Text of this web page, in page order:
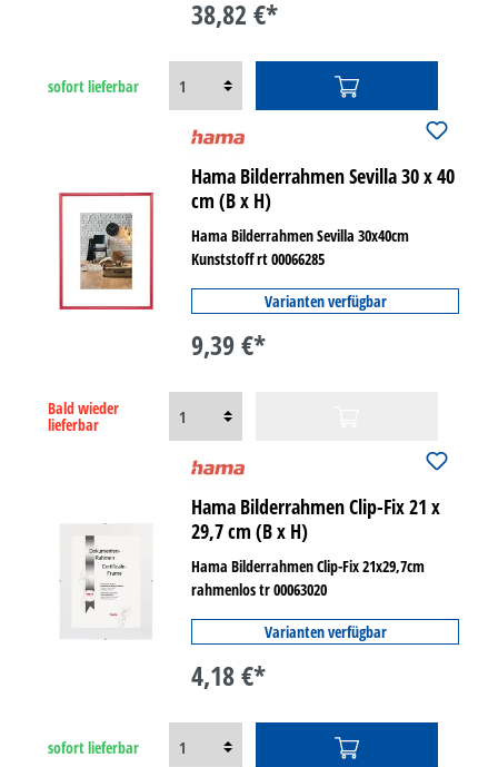
38,82 €*
sofort lieferbar
Hama Bilderrahmen Sevilla 30 x 40
cm (B x H)
Hama Bilderrahmen Sevilla 30x40cm
Kunststoff rt 00066285
Varianten verfügbar
9,39 €*
Bald wieder
lieferbar
Hama Bilderrahmen Clip-Fix 21 x
29,7 cm (B x H)
Hama Bilderrahmen Clip-Fix 21x29,7cm
rahmenlos tr 00063020
Varianten verfügbar
4,18 €*
sofort lieferbar